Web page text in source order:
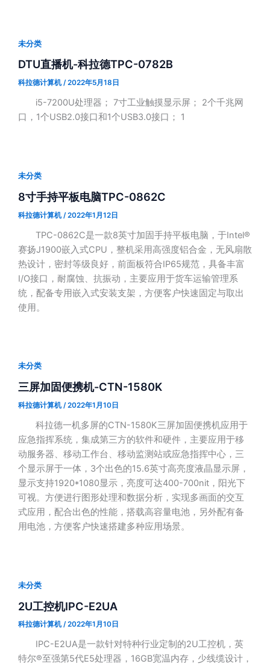
未分类
DTU直播机-科拉德TPC-0782B
科拉德计算机/2022年5月18日
i5-7200U处理器； 7寸工业触摸显示屏； 2个千兆网
口，1个USB2.0接口和1个USB3.0接口； 1
未分类
8寸手持平板电脑TPC-0862C
科拉德计算机 /2022年1月12日
TPC-0862C是一款8英寸加固手持平板电脑，于Intel®
赛扬J1900嵌入式CPU，整机采用高强度铝合金，无风扇散
热设计，密封等级良好，前面板符合IP65规范，具备丰富
I/O接口，耐腐蚀、抗振动，主要应用于货车运输管理系
统，配备专用嵌入式安装支架，方便客户快速固定与取出
使用。
未分类
三屏加固便携机-CTN-1580K
科拉德计算机/2022年1月10日
科拉德一机多屏的CTN-1580K三屏加固便携机应用于
应急指挥系统，集成第三方的软件和硬件，主要应用于移
动服务器、移动工作台、移动监测站或应急指挥中心，三
个显示屏于一体，3个出色的15.6英寸高亮度液晶显示屏，
显示支持1920*1080显示，亮度可达400-700nit，阳光下
可视。方便进行图形处理和数据分析，实现多画面的交互
式应用，配合出色的性能，搭载高容量电池，另外配有备
用电池，方便客户快速搭建多种应用场景。
未分类
2U工控机IPC-E2UA
科拉德计算机/2022年1月10日
IPC-E2UA是一款针对特种行业定制的2U工控机，英
特尔®至强第5代E5处理器，16GB宽温内存，少线缆设计，